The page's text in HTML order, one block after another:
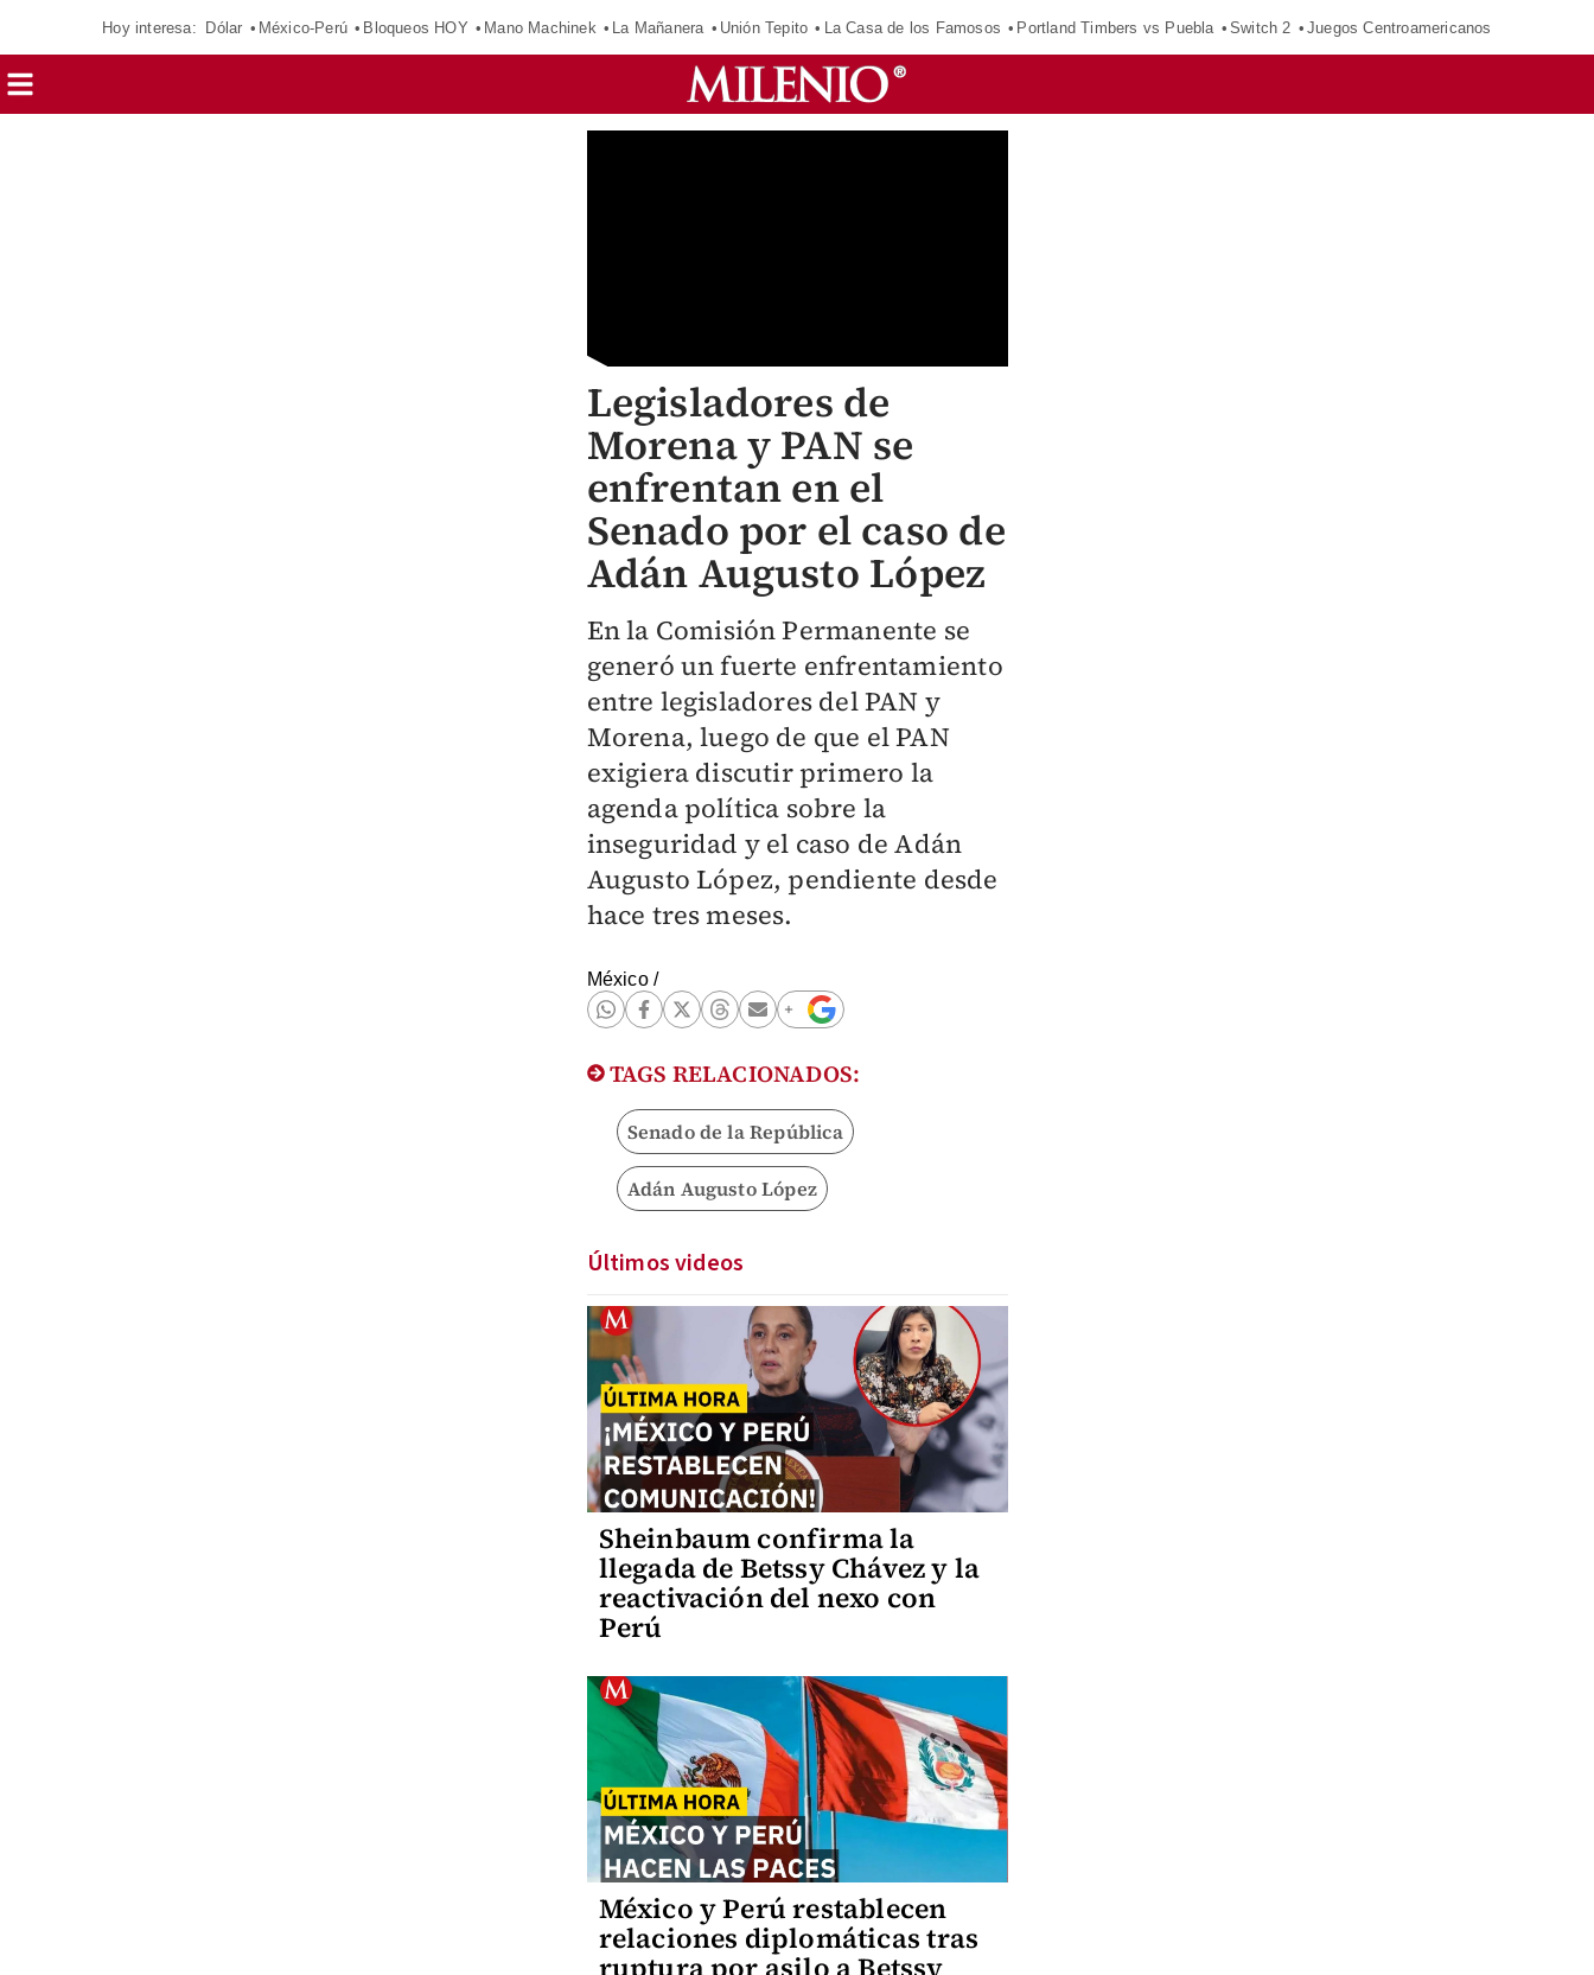
Hoy interesa: Dólar México-Perú Bloqueos HOY Mano Machinek La Mañanera Unión Tepito La Casa de los Famosos Portland Timbers vs Puebla Switch 2 Juegos Centroamericanos
Legisladores de
Morena y PAN se
enfrentan en el
Senado por el caso de
Adán Augusto López
En la Comisión Permanente se
generó un fuerte enfrentamiento
entre legisladores del PAN y
Morena, luego de que el PAN
exigiera discutir primero la
agenda política sobre la
inseguridad y el caso de Adán
Augusto López, pendiente desde
hace tres meses.
México/
TAGS RELACIONADOS:
Senado de la República
Adán Augusto López
Últimos videos
Sheinbaum confirma la
llegada de Betssy Chávez y la
reactivación del nexo con
Perú
México y Perú restablecen
relaciones diplomáticas tras